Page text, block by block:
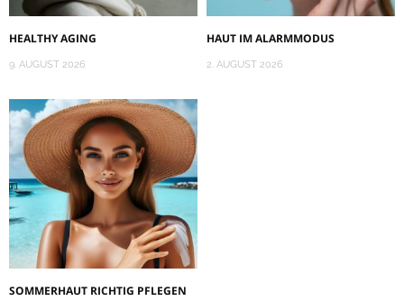
HEALTHY AGING
9. AUGUST 2026
HAUT IM ALARMMODUS
2. AUGUST 2026
SOMMERHAUT RICHTIG PFLEGEN